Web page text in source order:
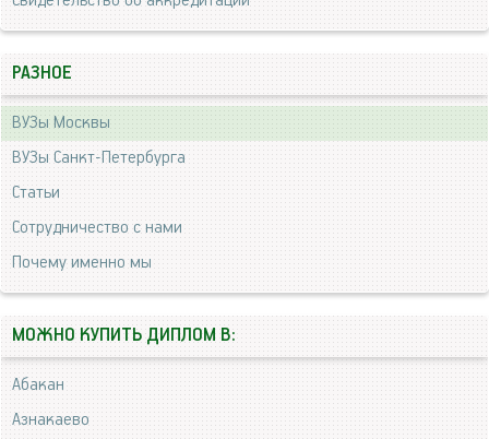
РАЗНОЕ
ВУЗы Москвы
ВУЗы Санкт-Петербурга
Статьи
Сотрудничество с нами
Почему именно мы
МОЖНО КУПИТЬ ДИПЛОМ В:
Абакан
Азнакаево